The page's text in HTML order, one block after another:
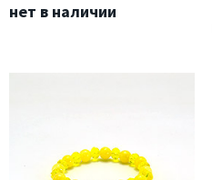
нет в наличии